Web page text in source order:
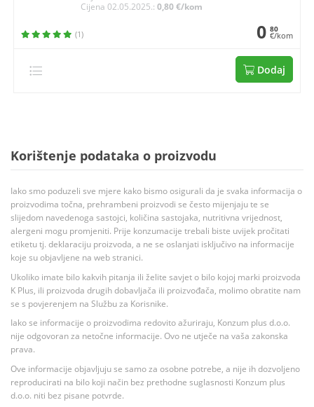
Cijena 02.05.2025.: 0,80 €/kom
(1) 0 80
€/kom
Dodaj
Korištenje podataka o proizvodu
Iako smo poduzeli sve mjere kako bismo osigurali da je svaka informacija o
proizvodima točna, prehrambeni proizvodi se često mijenjaju te se
slijedom navedenoga sastojci, količina sastojaka, nutritivna vrijednost,
alergeni mogu promjeniti. Prije konzumacije trebali biste uvijek pročitati
etiketu tj. deklaraciju proizvoda, a ne se oslanjati isključivo na informacije
koje su objavljene na web stranici.
Ukoliko imate bilo kakvih pitanja ili želite savjet o bilo kojoj marki proizvoda
K Plus, ili proizvoda drugih dobavljača ili proizvođača, molimo obratite nam
se s povjerenjem na Službu za Korisnike.
Iako se informacije o proizvodima redovito ažuriraju, Konzum plus d.o.o.
nije odgovoran za netočne informacije. Ovo ne utječe na vaša zakonska
prava.
Ove informacije objavljuju se samo za osobne potrebe, a nije ih dozvoljeno
reproducirati na bilo koji način bez prethodne suglasnosti Konzum plus
d.o.o. niti bez pisane potvrde.